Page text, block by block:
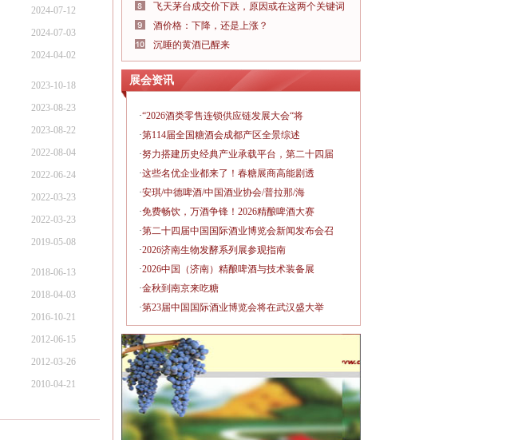
2024-07-12
2024-07-03
2024-04-02
2023-10-18
2023-08-23
2023-08-22
2022-08-04
2022-06-24
2022-03-23
2022-03-23
2019-05-08
2018-06-13
2018-04-03
2016-10-21
2012-06-15
2012-03-26
2010-04-21
飞天茅台成交价下跌，原因或在这两个关键词
酒价格：下降，还是上涨？
沉睡的黄酒已醒来
展会资讯
·“2026酒类零售连锁供应链发展大会“将
·第114届全国糖酒会成都产区全景综述
·努力搭建历史经典产业承载平台，第二十四届
·这些名优企业都来了！春糖展商高能剧透
·安琪/中德啤酒/中国酒业协会/普拉那/海
·免费畅饮，万酒争锋！2026精酿啤酒大赛
·第二十四届中国国际酒业博览会新闻发布会召
·2026济南生物发酵系列展参观指南
·2026中国（济南）精酿啤酒与技术装备展
·金秋到南京来吃糖
·第23届中国国际酒业博览会将在武汉盛大举